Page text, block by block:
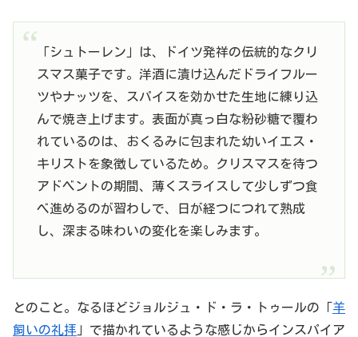
「シュトーレン」は、ドイツ発祥の伝統的なクリ
スマス菓子です。洋酒に漬け込んだドライフルー
ツやナッツを、スパイスを効かせた生地に練り込
んで焼き上げます。表面が真っ白な粉砂糖で覆わ
れているのは、おくるみに包まれた幼いイエス・
キリストを象徴しているため。クリスマスを待つ
アドベントの期間、薄くスライスして少しずつ食
べ進めるのが習わしで、日が経つにつれて熟成
し、深まる味わいの変化を楽しみます。
とのこと。なるほどジョルジュ・ド・ラ・トゥールの「羊
飼いの礼拝 」で描かれているような感じからインスパイア